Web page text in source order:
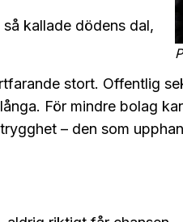
kallade dödens dal,
stort. Offentlig
För mindre bolag
– den som